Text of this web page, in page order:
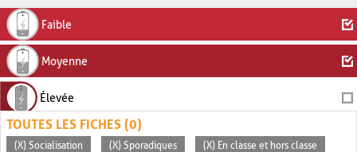
Faible
Moyenne
Élevée
TOUTES LES FICHES (0)
(X) Socialisation (X) Sporadiques (X) En classe et hors classe